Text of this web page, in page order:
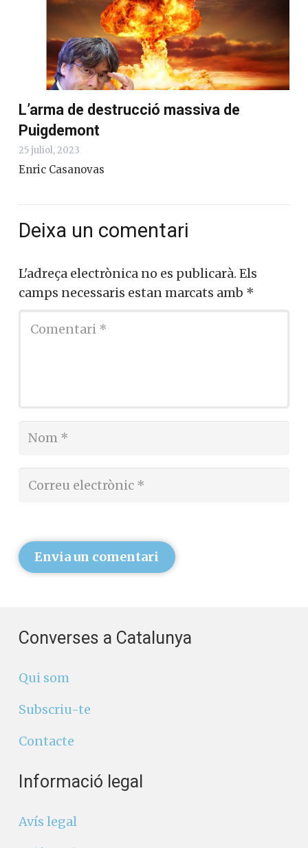
L’arma de destrucció massiva de
Puigdemont
25 juliol, 2023
Enric Casanovas
Deixa un comentari
L'adreça electrònica no es publicarà. Els
camps necessaris estan marcats amb *
Envia un comentari
Converses a Catalunya
Qui som
Subscriu-te
Contacte
Informació legal
Avís legal